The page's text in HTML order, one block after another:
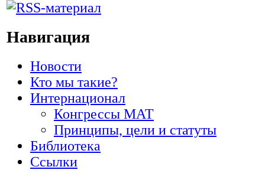
Навигация
Новости
Кто мы такие?
Интернационал
Конгрессы МАТ
Принципы, цели и статуты
Библиотека
Ссылки